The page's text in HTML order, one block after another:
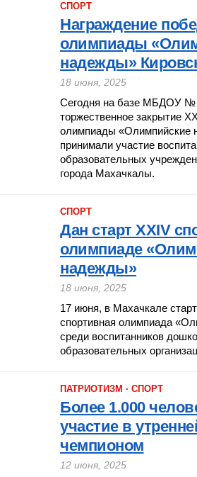
СПОРТ
Награждение
олимпиады
надежды»
18 июня, 2025
Сегодня на базе МБДОУ №
торжественное закрытие
олимпиады «Олимпийские
принимали участие
образовательных
города Махачкалы.
СПОРТ
Дан старт XXIV
олимпиаде
надежды»
18 июня, 2025
17 июня, в Махачкале
спортивная олимпиада
среди воспитанников
образовательных
ПАТРИОТИЗМ · СПОРТ
Более 1.000
участие в
чемпионом
12 июня, 2025